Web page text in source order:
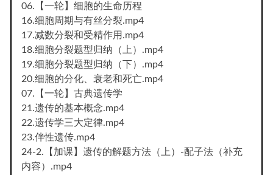
06.【一轮】细胞的生命历程
16.细胞周期与有丝分裂.mp4
17.减数分裂和受精作用.mp4
18.细胞分裂题型归纳（上）.mp4
19.细胞分裂题型归纳（下）.mp4
20.细胞的分化、衰老和死亡.mp4
07.【一轮】古典遗传学
21.遗传的基本概念.mp4
22.遗传学三大定律.mp4
23.伴性遗传.mp4
24-2.【加课】遗传的解题方法（上）-配子法（补充
内容）.mp4